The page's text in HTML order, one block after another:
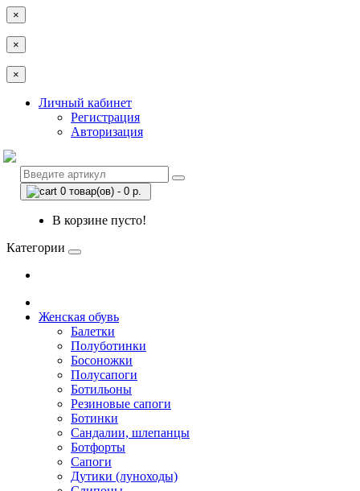
×
×
×
Личный кабинет
Регистрация
Авторизация
0 товар(ов) - 0 р.
В корзине пусто!
Категории
Женская обувь
Балетки
Полуботинки
Босоножки
Полусапоги
Ботильоны
Резиновые сапоги
Ботинки
Сандалии, шлепанцы
Ботфорты
Сапоги
Дутики (луноходы)